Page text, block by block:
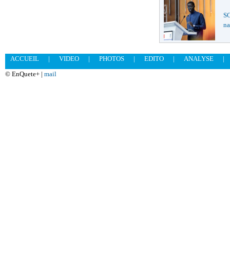
ACCUEIL | VIDEO | PHOTOS | EDITO | ANALYSE
|
© EnQuete+ | mail